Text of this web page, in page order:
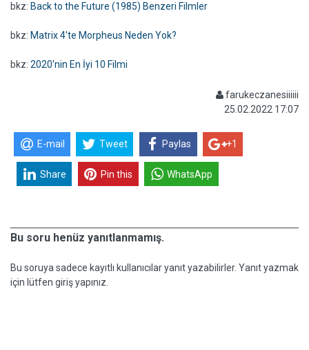
bkz: Back to the Future (1985) Benzeri Filmler
bkz: Matrix 4'te Morpheus Neden Yok?
bkz: 2020'nin En İyi 10 Filmi
farukeczanesiiiiii
25.02.2022 17:07
E-mail Tweet Paylas +1
Share Pin this WhatsApp
Bu soru henüz yanıtlanmamış.
Bu soruya sadece kayıtlı kullanıcılar yanıt yazabilirler. Yanıt yazmak
için lütfen giriş yapınız.